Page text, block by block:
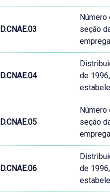
D.CNAE.03
seção
D.CNAE.04
de
D.CNAE.05
seção
D.CNAE.06
de